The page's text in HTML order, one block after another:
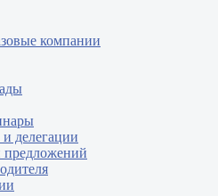
компании
делегации
предложений